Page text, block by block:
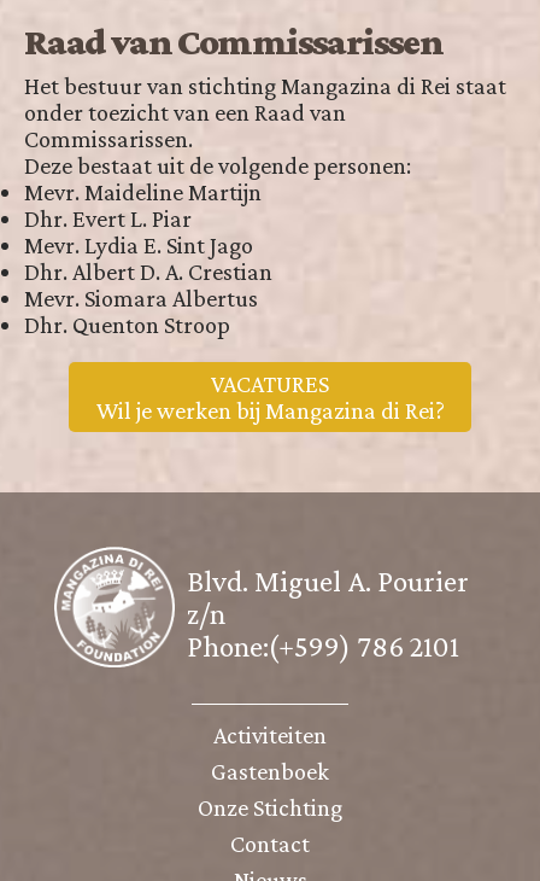
Raad van Commissarissen
Het bestuur van stichting Mangazina di Rei staat
onder toezicht van een Raad van
Commissarissen.
Deze bestaat uit de volgende personen:
Mevr. Maideline Martijn
Dhr. Evert L. Piar
Mevr. Lydia E. Sint Jago
Dhr. Albert D. A. Crestian
Mevr. Siomara Albertus
Dhr. Quenton Stroop
VACATURES
Wil je werken bij Mangazina di Rei?
Blvd. Miguel A. Pourier
z/n
Phone:(+599) 786 2101
Activiteiten
Gastenboek
Onze Stichting
Contact